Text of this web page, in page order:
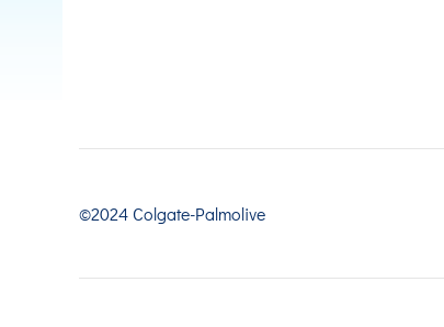
©2024 Colgate-Palmolive